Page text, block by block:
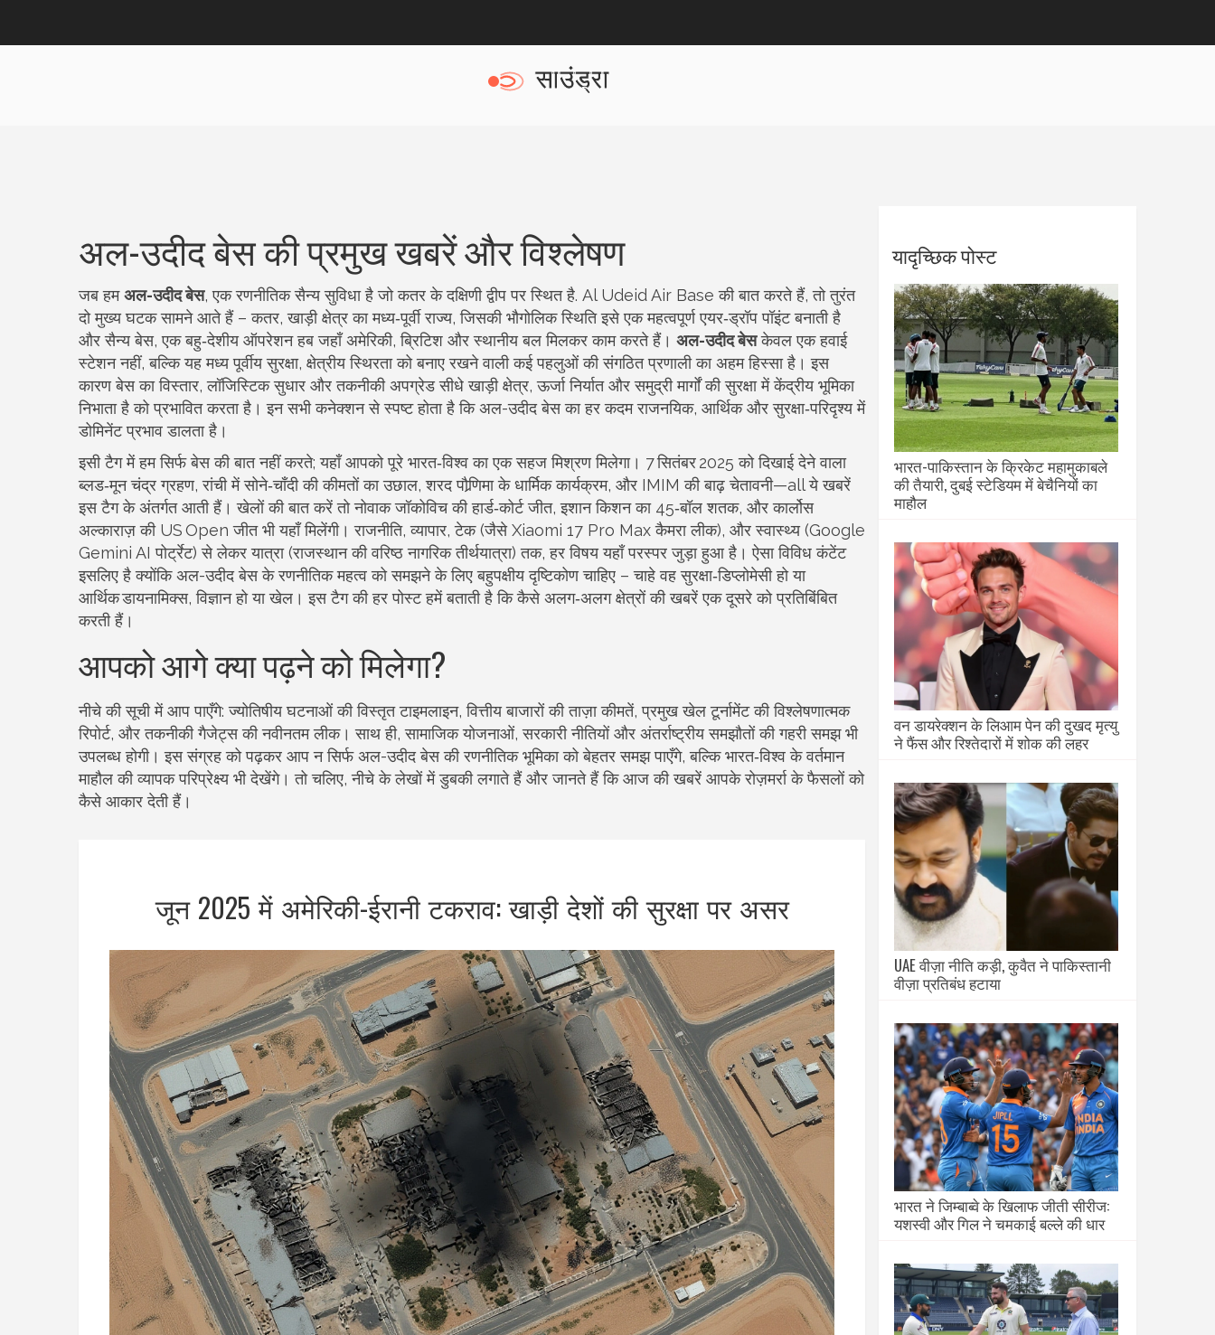
अल-उदीद बेस की प्रमुख खबरें और विश्लेषण
जब हमअल-उदीद बेस,एक रणनीतिक सैन्य सुविधा है जो कतर के दक्षिणी द्वीप पर स्थित है. Al Udeid Air Base की बात करते हैं, तो तुरंत
दो मुख्य घटक सामने आते हैं –कतर,खाड़ी क्षेत्र का मध्य‑पूर्वी राज्य, जिसकी भौगोलिक स्थिति इसे एक महत्वपूर्ण एयर‑ड्रॉप पॉइंट बनाती है
औरसैन्य बेस,एक बहु‑देशीय ऑपरेशन हब जहाँ अमेरिकी, ब्रिटिश और स्थानीय बल मिलकर काम करते हैं। अल-उदीद बेसकेवल एक हवाई
स्टेशन नहीं, बल्कि यहमध्य पूर्वीय सुरक्षा, क्षेत्रीय स्थिरता को बनाए रखने वाली कई पहलुओं की संगठित प्रणालीका अहम हिस्सा है। इस
कारण बेस का विस्तार, लॉजिस्टिक सुधार और तकनीकी अपग्रेड सीधेखाड़ी क्षेत्र,ऊर्जा निर्यात और समुद्री मार्गों की सुरक्षा में केंद्रीय भूमिका
निभाता हैको प्रभावित करता है। इन सभी कनेक्शन से स्पष्ट होता है कि अल-उदीद बेस का हर कदम राजनयिक, आर्थिक और सुरक्षा‑परिदृश्य में
डोमिनेंट प्रभाव डालता है।
इसी टैग में हम सिर्फ बेस की बात नहीं करते; यहाँ आपको पूरे भारत‑विश्व का एक सहज मिश्रण मिलेगा। 7 सितंबर 2025 को दिखाई देने वाला
ब्लड‑मून चंद्र ग्रहण, रांची में सोने‑चाँदी की कीमतों का उछाल, शरद पौर्‍णिमा के धार्मिक कार्यक्रम, और IMIM की बाढ़ चेतावनी—all ये खबरें
इस टैग के अंतर्गत आती हैं। खेलों की बात करें तो नोवाक जॉकोविच की हार्ड‑कोर्ट जीत, इशान किशन का 45‑बॉल शतक, और कार्लोस
अल्काराज़ की US Open जीत भी यहाँ मिलेंगी। राजनीति, व्यापार, टेक (जैसे Xiaomi 17 Pro Max कैमरा लीक), और स्वास्थ्य (Google
Gemini AI पोर्ट्रेट) से लेकर यात्रा (राजस्थान की वरिष्ठ नागरिक तीर्थयात्रा) तक, हर विषय यहाँ परस्पर जुड़ा हुआ है। ऐसा विविध कंटेंट
इसलिए है क्योंकि अल-उदीद बेस के रणनीतिक महत्व को समझने के लिए बहुपक्षीय दृष्टिकोण चाहिए – चाहे वह सुरक्षा‑डिप्लोमेसी हो या
आर्थिक डायनामिक्स, विज्ञान हो या खेल। इस टैग की हर पोस्ट हमें बताती है कि कैसे अलग‑अलग क्षेत्रों की खबरें एक दूसरे को प्रतिबिंबित
करती हैं।
आपको आगे क्या पढ़ने को मिलेगा?
नीचे की सूची में आप पाएँगे: ज्योतिषीय घटनाओं की विस्तृत टाइमलाइन, वित्तीय बाजारों की ताज़ा कीमतें, प्रमुख खेल टूर्नामेंट की विश्लेषणात्मक
रिपोर्ट, और तकनीकी गैजेट्स की नवीनतम लीक। साथ ही, सामाजिक योजनाओं, सरकारी नीतियों और अंतर्राष्ट्रीय समझौतों की गहरी समझ भी
उपलब्ध होगी। इस संग्रह को पढ़कर आप न सिर्फ अल-उदीद बेस की रणनीतिक भूमिका को बेहतर समझ पाएँगे, बल्कि भारत‑विश्व के वर्तमान
माहौल की व्यापक परिप्रेक्ष्य भी देखेंगे। तो चलिए, नीचे के लेखों में डुबकी लगाते हैं और जानते हैं कि आज की खबरें आपके रोज़मर्रा के फैसलों को
कैसे आकार देती हैं।
जून 2025 में अमेरिकी-ईरानी टकराव: खाड़ी देशों की सुरक्षा पर असर
यादृच्छिक पोस्ट
भारत-पाकिस्तान के क्रिकेट महामुकाबले
की तैयारी, दुबई स्टेडियम में बेचैनियों का
माहौल
वन डायरेक्शन के लिआम पेन की दुखद मृत्यु
ने फैंस और रिश्तेदारों में शोक की लहर
UAE वीज़ा नीति कड़ी, कुवैत ने पाकिस्तानी
वीज़ा प्रतिबंध हटाया
भारत ने जिम्बाब्वे के खिलाफ जीती सीरीज:
यशस्वी और गिल ने चमकाई बल्ले की धार